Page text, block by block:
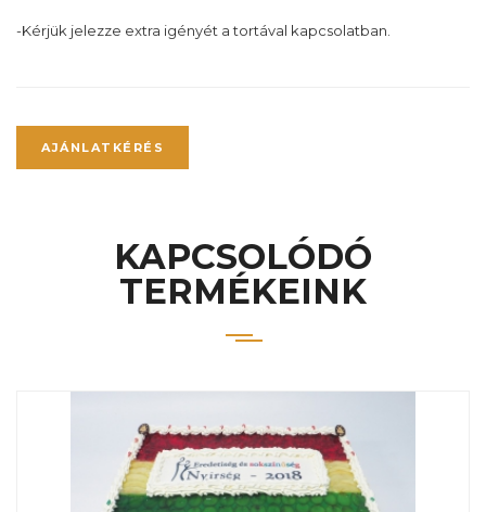
-Kérjük jelezze extra igényét a tortával kapcsolatban.
AJÁNLATKÉRÉS
KAPCSOLÓDÓ
TERMÉKEINK